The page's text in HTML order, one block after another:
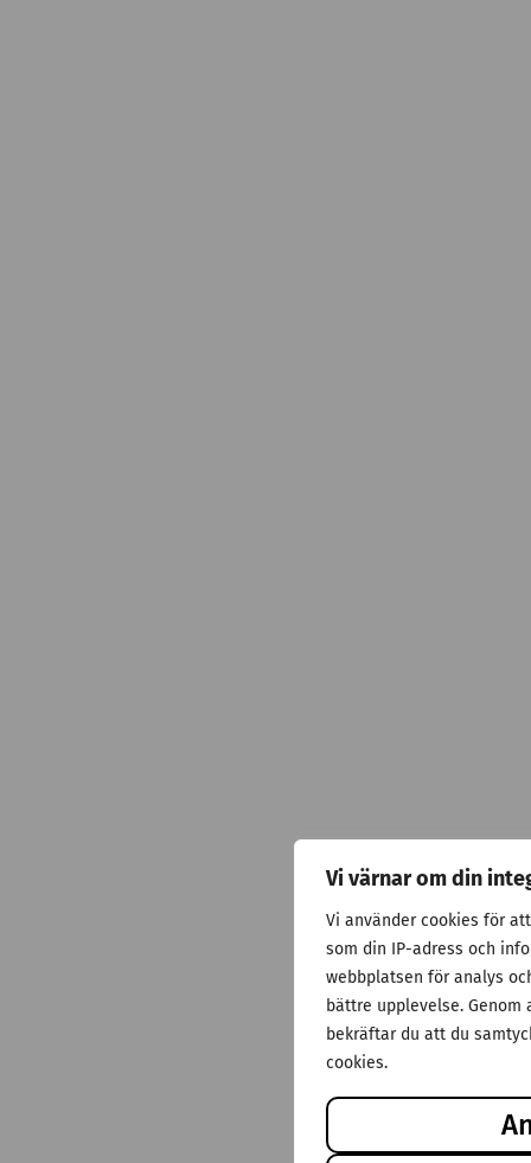
Vi värnar om din
Vi använder cookies för
som din IP-adress och
webbplatsen för analys
bättre upplevelse.
bekräftar du att du
cookies.